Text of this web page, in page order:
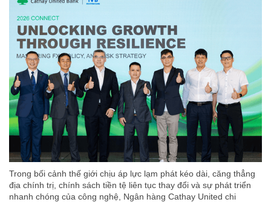
Trong bối cảnh thế giới chịu áp lực lạm phát kéo dài, căng thẳng
địa chính trị, chính sách tiền tệ liên tục thay đổi và sự phát triển
nhanh chóng của công nghệ, Ngân hàng Cathay United chi